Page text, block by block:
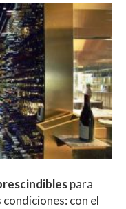
para
con el